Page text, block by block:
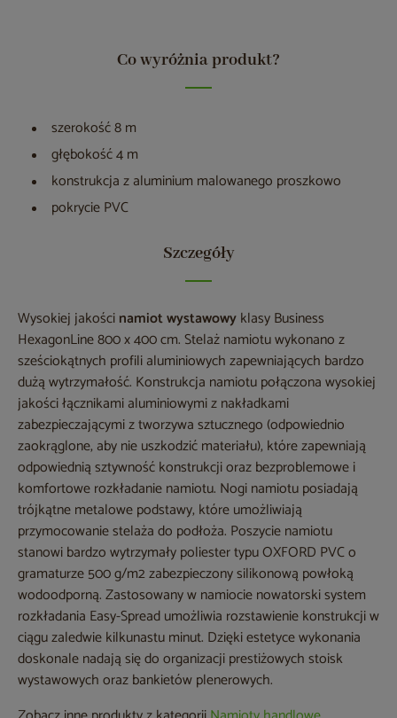
Co wyróżnia produkt?
szerokość 8 m
głębokość 4 m
konstrukcja z aluminium malowanego proszkowo
pokrycie PVC
Szczegóły
Wysokiej jakościnamiot wystawowyklasy Business
HexagonLine 800 x 400 cm. Stelaż namiotu wykonano z
sześciokątnych profili aluminiowych zapewniających bardzo
dużą wytrzymałość. Konstrukcja namiotu połączona wysokiej
jakości łącznikami aluminiowymi z nakładkami
zabezpieczającymi z tworzywa sztucznego (odpowiednio
zaokrąglone, aby nie uszkodzić materiału), które zapewniają
odpowiednią sztywność konstrukcji oraz bezproblemowe i
komfortowe rozkładanie namiotu. Nogi namiotu posiadają
trójkątne metalowe podstawy, które umożliwiają
przymocowanie stelaża do podłoża. Poszycie namiotu
stanowi bardzo wytrzymały poliester typu OXFORD PVC o
gramaturze 500 g/m2 zabezpieczony silikonową powłoką
wodoodporną. Zastosowany w namiocie nowatorski system
rozkładania Easy-Spread umożliwia rozstawienie konstrukcji w
ciągu zaledwie kilkunastu minut. Dzięki estetyce wykonania
doskonale nadają się do organizacji prestiżowych stoisk
wystawowych oraz bankietów plenerowych.